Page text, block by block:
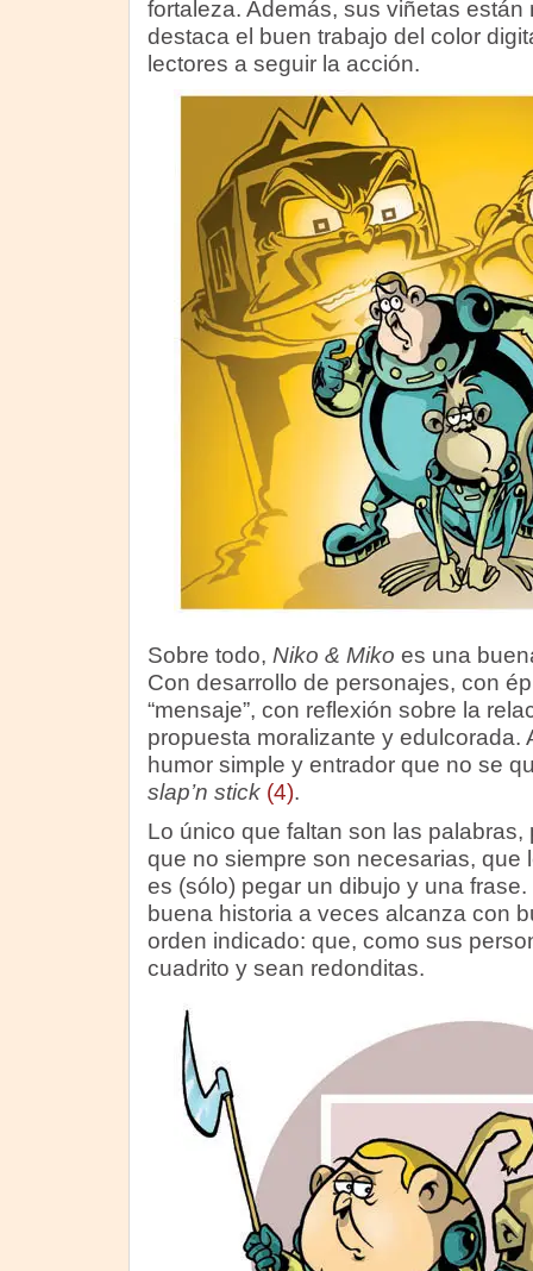
fortaleza. Además, sus viñetas
destaca el buen trabajo del color
lectores a seguir la acción.
Sobre todo, Niko & Miko es una
Con desarrollo de personajes, con
“mensaje”, con reflexión sobre la
propuesta moralizante y edulcorada.
humor simple y entrador que no se
slap’n stick (4).
Lo único que faltan son las
que no siempre son necesarias, que
es (sólo) pegar un dibujo y una
buena historia a veces alcanza con
orden indicado: que, como sus
cuadrito y sean redonditas.